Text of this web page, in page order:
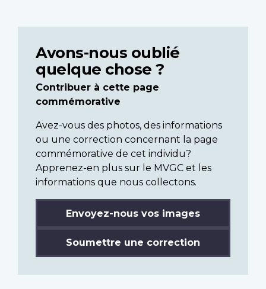
Avons-nous oublié
quelque chose ?
Contribuer à cette page
commémorative
Avez-vous des photos, des informations
ou une correction concernant la page
commémorative de cet individu?
Apprenez-en plus sur le MVGC et les
informations que nous collectons.
Envoyez-nous vos images
Soumettre une correction